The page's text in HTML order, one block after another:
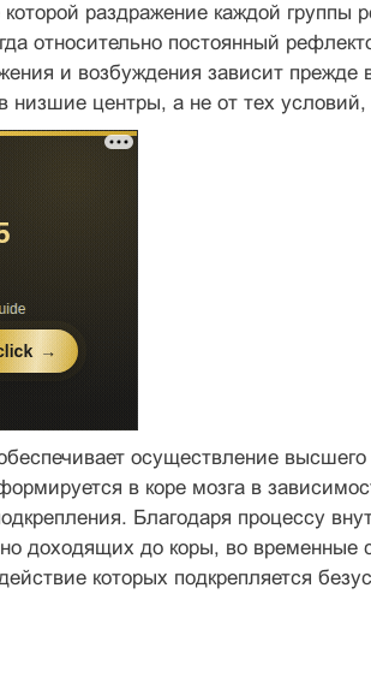
которой раздражение каждой
относительно постоянный
и возбуждения зависит прежде
низшие центры, а не от тех
осуществление
в коре мозга в
Благодаря процессу
доходящих до коры, во
которых подкрепляется